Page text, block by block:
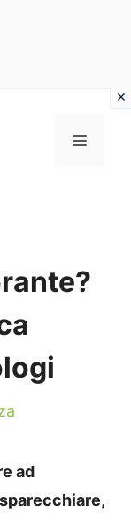
MENU
ad